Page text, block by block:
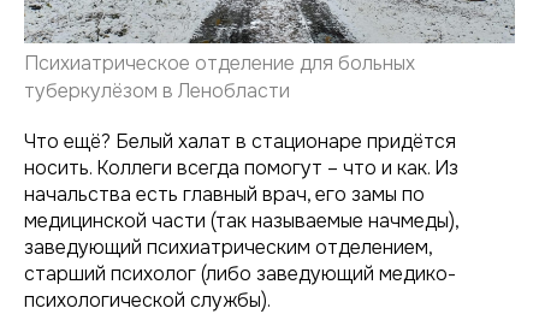
Психиатрическое отделение для больных
туберкулёзом в Ленобласти
Что ещё? Белый халат в стационаре придётся
носить. Коллеги всегда помогут – что и как. Из
начальства есть главный врач, его замы по
медицинской части (так называемые начмеды),
заведующий психиатрическим отделением,
старший психолог (либо заведующий медико-
психологической службы).